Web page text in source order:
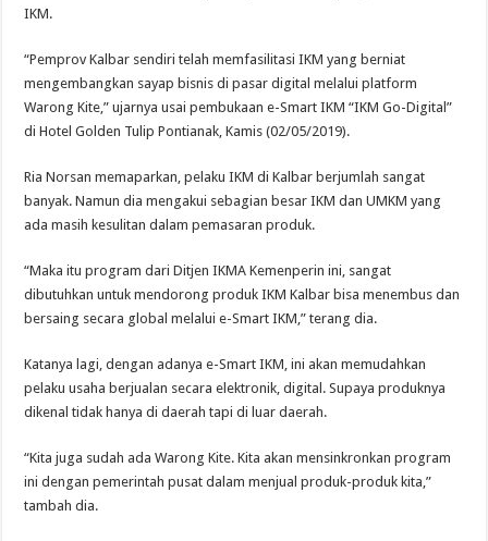
IKM.
“Pemprov Kalbar sendiri telah memfasilitasi IKM yang berniat
mengembangkan sayap bisnis di pasar digital melalui platform
Warong Kite,” ujarnya usai pembukaan e-Smart IKM “IKM Go-Digital”
di Hotel Golden Tulip Pontianak, Kamis (02/05/2019).
Ria Norsan memaparkan, pelaku IKM di Kalbar berjumlah sangat
banyak. Namun dia mengakui sebagian besar IKM dan UMKM yang
ada masih kesulitan dalam pemasaran produk.
“Maka itu program dari Ditjen IKMA Kemenperin ini, sangat
dibutuhkan untuk mendorong produk IKM Kalbar bisa menembus dan
bersaing secara global melalui e-Smart IKM,” terang dia.
Katanya lagi, dengan adanya e-Smart IKM, ini akan memudahkan
pelaku usaha berjualan secara elektronik, digital. Supaya produknya
dikenal tidak hanya di daerah tapi di luar daerah.
“Kita juga sudah ada Warong Kite. Kita akan mensinkronkan program
ini dengan pemerintah pusat dalam menjual produk-produk kita,”
tambah dia.